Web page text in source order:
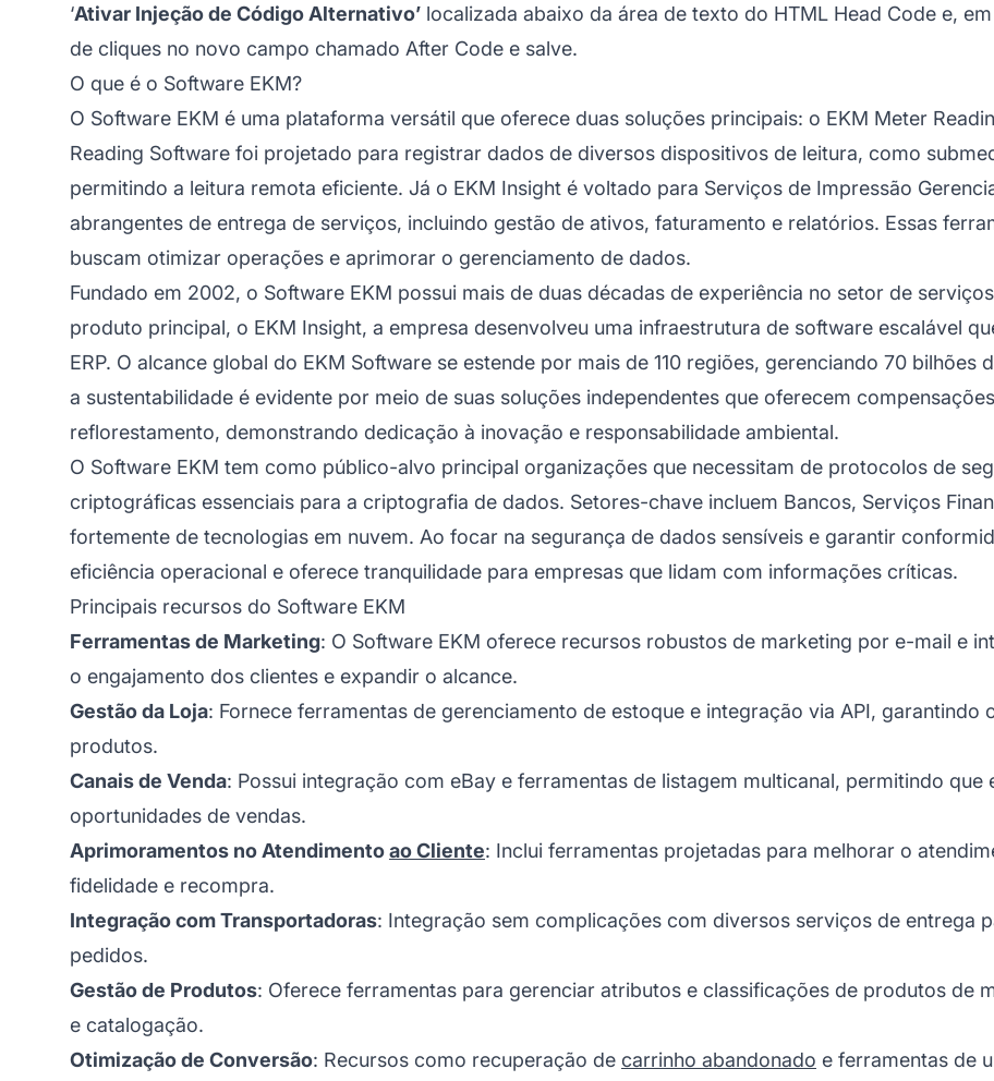
‘Ativar Injeção de Código Alternativo’ localizada abaixo da área de texto do HTML Head Code e,
de cliques no novo campo chamado After Code e salve.
O que é o Software EKM?
O Software EKM é uma plataforma versátil que oferece duas soluções principais: o EKM Meter
Reading Software foi projetado para registrar dados de diversos dispositivos de leitura, como
permitindo a leitura remota eficiente. Já o EKM Insight é voltado para Serviços de Impressão
abrangentes de entrega de serviços, incluindo gestão de ativos, faturamento e relatórios. Essas
buscam otimizar operações e aprimorar o gerenciamento de dados.
Fundado em 2002, o Software EKM possui mais de duas décadas de experiência no setor de
produto principal, o EKM Insight, a empresa desenvolveu uma infraestrutura de software escalável
ERP. O alcance global do EKM Software se estende por mais de 110 regiões, gerenciando 70
a sustentabilidade é evidente por meio de suas soluções independentes que oferecem
reflorestamento, demonstrando dedicação à inovação e responsabilidade ambiental.
O Software EKM tem como público-alvo principal organizações que necessitam de protocolos de
criptográficas essenciais para a criptografia de dados. Setores-chave incluem Bancos, Serviços
fortemente de tecnologias em nuvem. Ao focar na segurança de dados sensíveis e garantir
eficiência operacional e oferece tranquilidade para empresas que lidam com informações críticas.
Principais recursos do Software EKM
Ferramentas de Marketing: O Software EKM oferece recursos robustos de marketing por e-mail e
o engajamento dos clientes e expandir o alcance.
Gestão da Loja: Fornece ferramentas de gerenciamento de estoque e integração via API,
produtos.
Canais de Venda: Possui integração com eBay e ferramentas de listagem multicanal, permitindo
oportunidades de vendas.
Aprimoramentos no Atendimentoao Cliente: Inclui ferramentas projetadas para melhorar o
fidelidade e recompra.
Integração com Transportadoras: Integração sem complicações com diversos serviços de entrega
pedidos.
Gestão de Produtos: Oferece ferramentas para gerenciar atributos e classificações de produtos de
e catalogação.
Otimização de Conversão: Recursos como recuperação de carrinho abandonado e ferramentas de